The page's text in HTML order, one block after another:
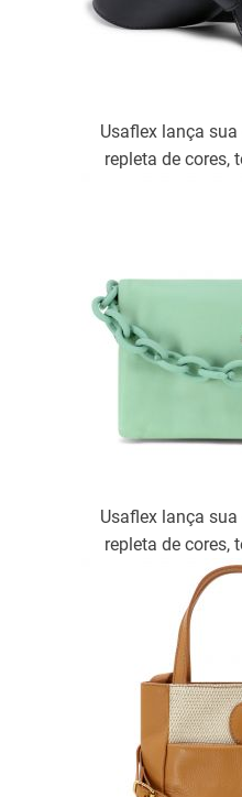
Usaflex lança
repleta de cores,
Usaflex lança
repleta de cores,